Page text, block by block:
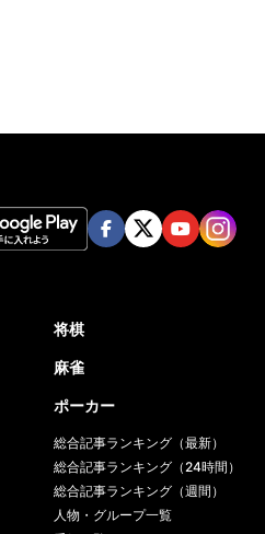
将棋
麻雀
ポーカー
総合記事ランキング（最新）
総合記事ランキング（24時間）
総合記事ランキング（週間）
人物・グループ一覧